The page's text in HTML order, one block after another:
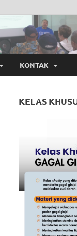
KONTAK
KELAS